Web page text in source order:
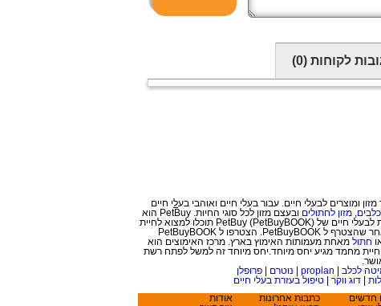
לקוחות (0)
לי חיים
, מזון לחתולים
ובעצם מזון לכל סוגי החיות. PetBuy הוא
לא עוד אתר לחיות מחמד, אלא פורטל לבעלי חיים המכיל גם רשת חברתית לאוהבי בעלי חיים ובעצם רשת חברתית לחיות עצמן. ברשת החברתית לבעלי חיים של PetBuy (PetBuyBOOK) תוכלו למצוא לחיית
, פנסיון וכל בעל מקצוע אחר שהצטרף ל PetBuyBOOK. הצטרפו ל PetBuyBOOK
חתול מאחת מעמותות האימוץ בארץ. מרכז האימוצים הוא
מחמד מגיע יחס מיוחד.יחס מיוחד זה למשל לפתח רשת
לכלב proplan נוטרם
פרופלן
דוג ווקר |טיפול בעזרת בעלי חיים
חדשים
כתבות אחרונות
אודות